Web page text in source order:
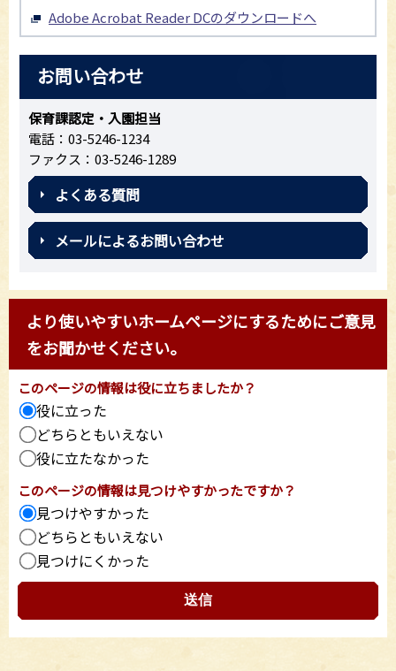
Adobe Acrobat Reader DCのダウンロードへ
お問い合わせ
保育課認定・入園担当
電話：03-5246-1234
ファクス：03-5246-1289
よくある質問
メールによるお問い合わせ
より使いやすいホームページにするためにご意見
をお聞かせください。
このページの情報は役に立ちましたか？
役に立った
どちらともいえない
役に立たなかった
このページの情報は見つけやすかったですか？
見つけやすかった
どちらともいえない
見つけにくかった